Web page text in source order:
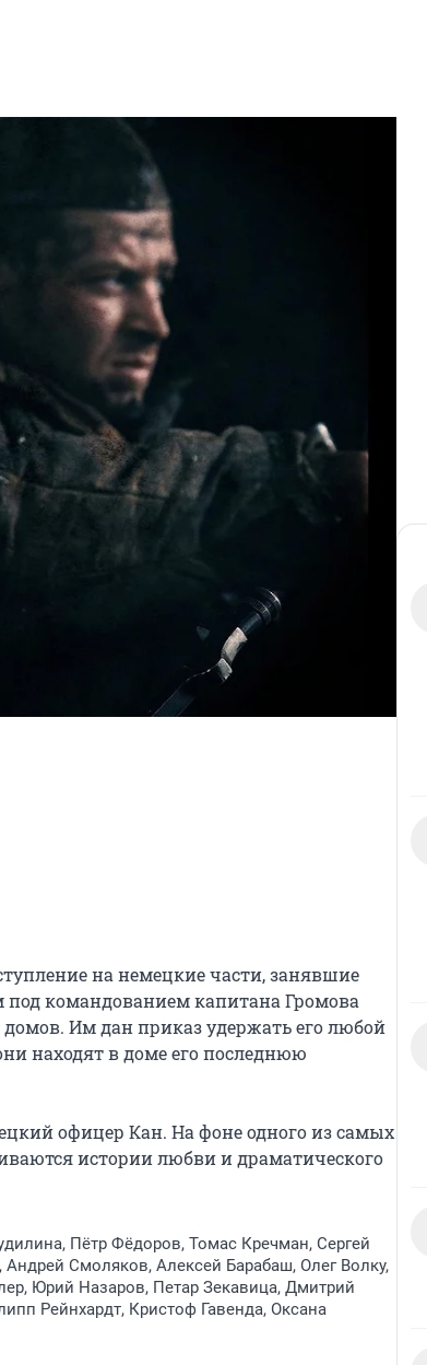
на немецкие части, занявшие
командованием капитана Громова
домов. Им дан приказ удержать его любой
находят в доме его последнюю
офицер Кан. На фоне одного из самых
истории любви и драматического
Пётр Фёдоров, Томас Кречман, Сергей
Смоляков, Алексей Барабаш, Олег Волку,
Юрий Назаров, Петар Зекавица, Дмитрий
Рейнхардт, Кристоф Гавенда, Оксана